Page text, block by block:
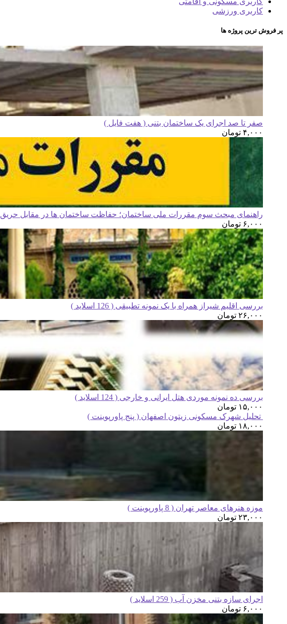
کاربری ورزشی
پر فروش ترین پروژه ها
صفر تا صد اجرای یک ساختمان بتنی ( هفت فایل )
۴,۰۰۰ تومان
راهنمای مبحث سوم مقررات ملی ساختمان؛ حفاظت ساختمان ها در مقابل حریق
۶,۰۰۰ تومان
بررسی اقلیم شیراز همراه با یک نمونه تطبیقی ( 126 اسلاید )
۲۶,۰۰۰ تومان
بررسی ده نمونه موردی هتل ایرانی و خارجی ( 124 اسلاید )
۱۵,۰۰۰ تومان
تحلیل شهرک مسکونی زیتون اصفهان ( پنج پاورپوینت )
۱۸,۰۰۰ تومان
موزه هنرهای معاصر تهران ( 8 پاورپوینت )
۲۳,۰۰۰ تومان
اجرای سازه بتنی مخزن آب ( 259 اسلاید )
۶,۰۰۰ تومان